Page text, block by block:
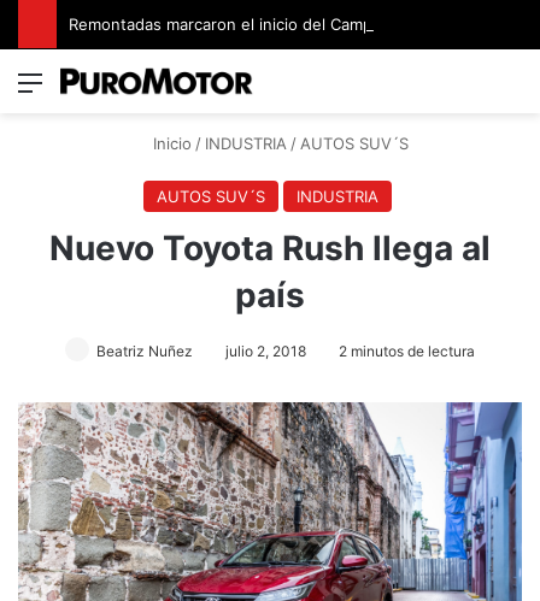
Menú
Inicio / INDUSTRIA / AUTOS SUV´S
AUTOS SUV´S INDUSTRIA
Nuevo Toyota Rush llega al
país
Beatriz Nuñez julio 2, 2018 2 minutos de lectura